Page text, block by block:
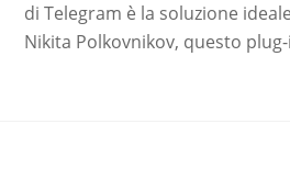
di Telegram è la soluzione
Nikita Polkovnikov, questo